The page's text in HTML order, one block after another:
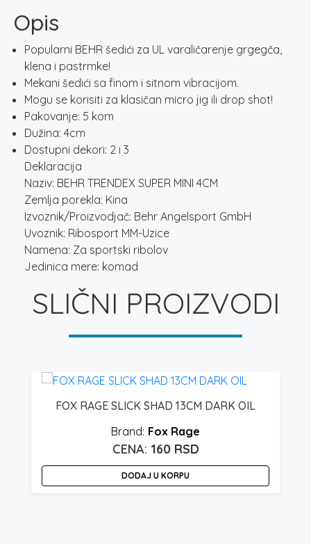
Opis
Popularni BEHR šedići za UL varaličarenje grgegča,
klena i pastrmke!
Mekani šedići sa finom i sitnom vibracijom.
Mogu se korisiti za klasičan micro jig ili drop shot!
Pakovanje: 5 kom
Dužina: 4cm
Dostupni dekori: 2 i 3
Deklaracija
Naziv: BEHR TRENDEX SUPER MINI 4CM
Zemlja porekla: Kina
Izvoznik/Proizvodjač: Behr Angelsport GmbH
Uvoznik: Ribosport MM-Uzice
Namena: Za sportski ribolov
Jedinica mere: komad
SLIČNI PROIZVODI
FOX RAGE SLICK SHAD 13CM DARK OIL
Fox Rage
160 RSD
DODAJ U KORPU